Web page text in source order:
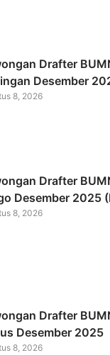
Drafter
Desember
8, 2026
Drafter
Desember 2025
8, 2026
Drafter
Desember 2025
8, 2026